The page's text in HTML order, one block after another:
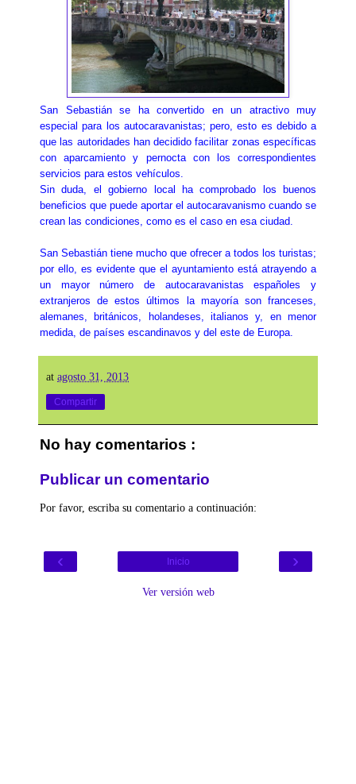
San Sebastián se ha convertido en un atractivo muy
especial para los autocaravanistas; pero, esto es debido a
que las autoridades han decidido facilitar zonas específicas
con aparcamiento y pernocta con los correspondientes
servicios para estos vehículos.
Sin duda, el gobierno local ha comprobado los buenos
beneficios que puede aportar el autocaravanismo cuando se
crean las condiciones, como es el caso en esa ciudad.
San Sebastián tiene mucho que ofrecer a todos los turistas;
por ello, es evidente que el ayuntamiento está atrayendo a
un mayor número de autocaravanistas españoles y
extranjeros de estos últimos la mayoría son franceses,
alemanes, británicos, holandeses, italianos y, en menor
medida, de países escandinavos y del este de Europa.
at agosto 31, 2013
Compartir
No hay comentarios :
Publicar un comentario
Por favor, escriba su comentario a continuación:
‹ ›
Inicio
Ver versión web